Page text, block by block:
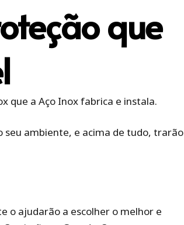
que
que a Aço Inox fabrica e instala.
seu ambiente, e acima de tudo, trarão
o ajudarão a escolher o melhor e